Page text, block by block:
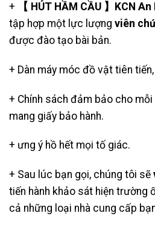
+
【 HÚT HẦM CẦU 】KCN
tập hợp một lực lượng viên
được đào tạo bài bản.
+ Dàn máy móc đồ vật tiên
+ Chính sách đảm bảo cho
mang giấy bảo hành.
+ ưng ý hồ hết mọi tố giác.
+ Sau lúc bạn gọi, chúng tôi sẽ
tiến hành khảo sát hiện trường
cả những loại nhà cung cấp